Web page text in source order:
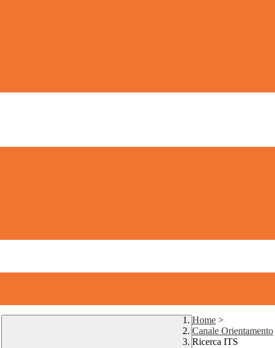
Home >
Canale Orientamento
Ricerca ITS